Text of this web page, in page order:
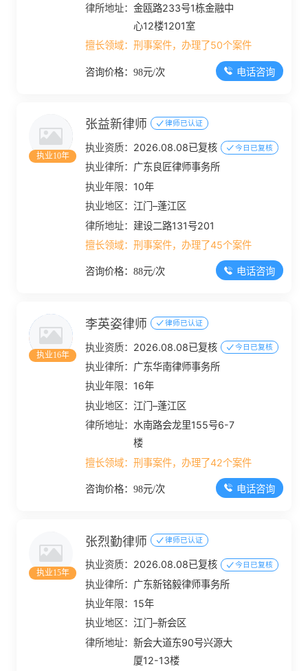
律所地址：金瓯路233号1栋金融中
心12楼1201室
擅长领域：刑事案件，办理了50个案件
咨询价格：98元/次 电话咨询
执业10年
张益新律师 律师已认证
执业资质： 2026.08.08已复核 今日已复核
执业律所： 广东良匠律师事务所
执业年限： 10年
执业地区：江门–蓬江区
律所地址： 建设二路131号201
擅长领域：刑事案件，办理了45个案件
咨询价格：88元/次 电话咨询
执业16年
李英姿律师 律师已认证
执业资质： 2026.08.08已复核 今日已复核
执业律所： 广东华南律师事务所
执业年限： 16年
执业地区：江门–蓬江区
律所地址： 水南路会龙里155号6-7
楼
擅长领域：刑事案件，办理了42个案件
咨询价格：98元/次 电话咨询
执业15年
张烈勤律师 律师已认证
执业资质： 2026.08.08已复核 今日已复核
执业律所： 广东新铭毅律师事务所
执业年限： 15年
执业地区：江门–新会区
律所地址：新会大道东90号兴源大
厦12-13楼